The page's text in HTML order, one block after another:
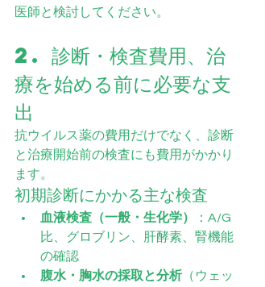
医師と検討してください。
2. 診断・検査費用、治
療を始める前に必要な支
出
抗ウイルス薬の費用だけでなく、診断
と治療開始前の検査にも費用がかかり
ます。
初期診断にかかる主な検査
血液検査（一般・生化学）
：A/G
比、グロブリン、肝酵素、腎機能
の確認
腹水・胸水の採取と分析（ウェッ